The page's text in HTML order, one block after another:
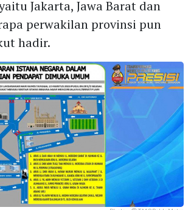
Jakarta, Jawa Barat dan
perwakilan provinsi pun
hadir.